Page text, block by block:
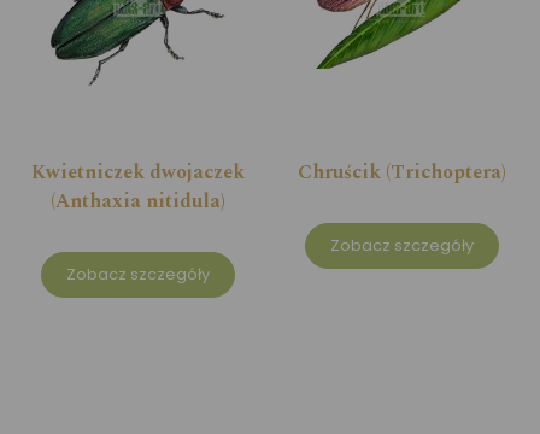
Kwietniczek dwojaczek
(Anthaxia nitidula)
Zobacz szczegóły
Chruścik (Trichoptera)
Zobacz szczegóły